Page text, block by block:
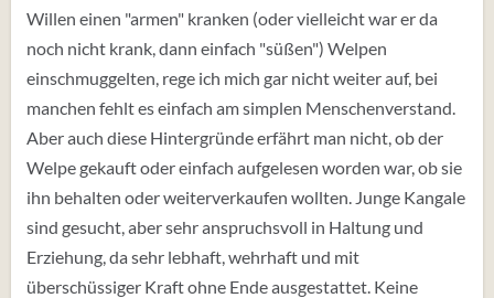
Willen einen "armen" kranken (oder vielleicht war er da
noch nicht krank, dann einfach "süßen") Welpen
einschmuggelten, rege ich mich gar nicht weiter auf, bei
manchen fehlt es einfach am simplen Menschenverstand.
Aber auch diese Hintergründe erfährt man nicht, ob der
Welpe gekauft oder einfach aufgelesen worden war, ob sie
ihn behalten oder weiterverkaufen wollten. Junge Kangale
sind gesucht, aber sehr anspruchsvoll in Haltung und
Erziehung, da sehr lebhaft, wehrhaft und mit
überschüssiger Kraft ohne Ende ausgestattet. Keine